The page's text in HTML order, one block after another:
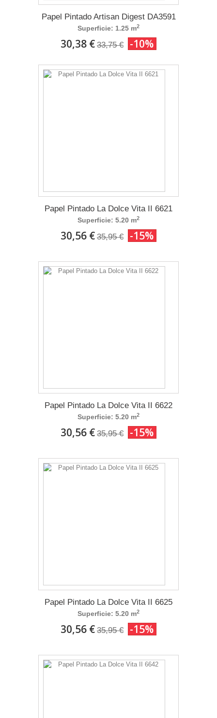
Papel Pintado Artisan Digest DA3591
Superficie: 1.25 m2
30,38 € 33,75 € -10%
Papel Pintado La Dolce Vita II 6621
Superficie: 5.20 m2
30,56 € 35,95 € -15%
Papel Pintado La Dolce Vita II 6622
Superficie: 5.20 m2
30,56 € 35,95 € -15%
Papel Pintado La Dolce Vita II 6625
Superficie: 5.20 m2
30,56 € 35,95 € -15%